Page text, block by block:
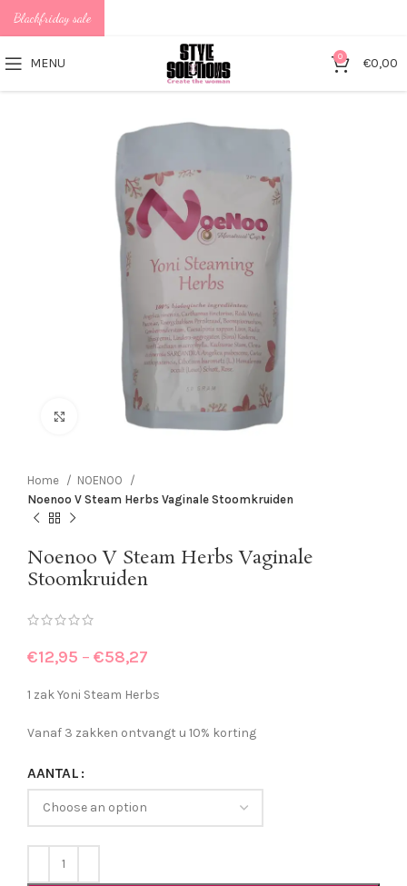
MENU 0 €0,00
Click to enlarge
Home
NOENOO
Noenoo V Steam Herbs Vaginale Stoomkruiden
Noenoo V Steam Herbs Vaginale
Stoomkruiden
€12,95 – €58,27
1 zak Yoni Steam Herbs
Vanaf 3 zakken ontvangt u 10% korting
AANTAL
Blackfriday sale